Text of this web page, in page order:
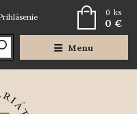
Menu
0 ks
0 €